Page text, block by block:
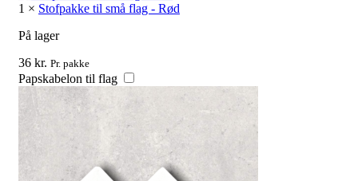
1 × Stofpakke til små flag - Rød
På lager
36 kr. Pr. pakke
Papskabelon til flag